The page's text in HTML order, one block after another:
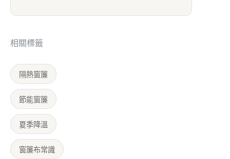
相關標籤
隔熱窗簾
節能窗簾
夏季降溫
窗簾布常識